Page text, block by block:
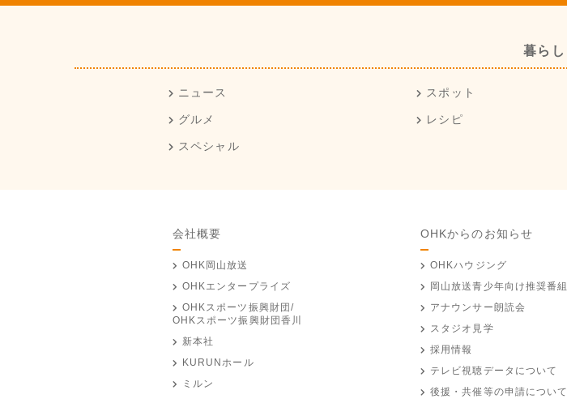
暮らし
ニュース スポット
グルメ レシピ
スペシャル
会社概要
OHK岡山放送
OHKエンタープライズ
OHKスポーツ振興財団/
OHKスポーツ振興財団香川
新本社
KURUNホール
ミルン
OHKからのお知らせ
OHKハウジング
岡山放送青少年向け推奨番組
アナウンサー朗読会
スタジオ見学
採用情報
テレビ視聴データについて
後援・共催等の申請について